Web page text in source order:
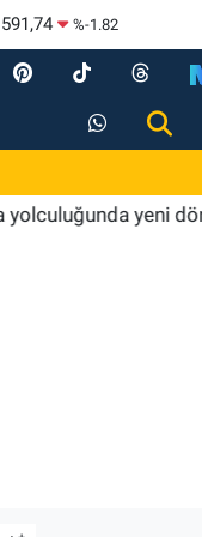
%-1.82
yeni dönem